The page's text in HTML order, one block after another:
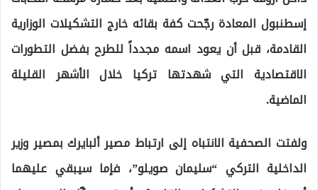
إسطنبول المعادة رجّحت كفة بقائه خارج التشكيلات الوزارية
القادمة، قبل أن يعود اسمه مجدداً للطرح بفضل التطورات
الاقتصادية التي شهدتها تركيا خلال الأشهر القليلة
الماضية.
ولفتت الصحفية الانتباه إلى ارتباط مصير ألبايرك بمصير وزير
الداخلية التركي “سليمان صويلو”، فإما سيبقي عليهما